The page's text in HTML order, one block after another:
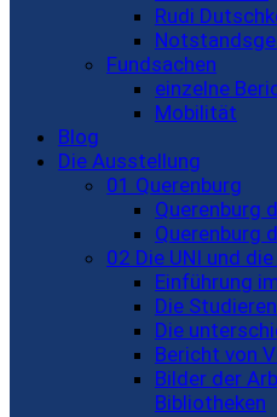
Rudi
Fundsachen
einzelne
Mobilität
Blog
Die Ausstellung
01 Querenburg
Querenburg
Querenburg
02 Die UNI und
Einführung
Die
Die
Bericht von
Bilder der
Bibliotheken